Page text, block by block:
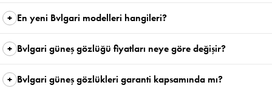
En yeni Bvlgari modelleri hangileri?
Bvlgari güneş gözlüğü fiyatları neye göre değişir?
Bvlgari güneş gözlükleri garanti kapsamında mı?